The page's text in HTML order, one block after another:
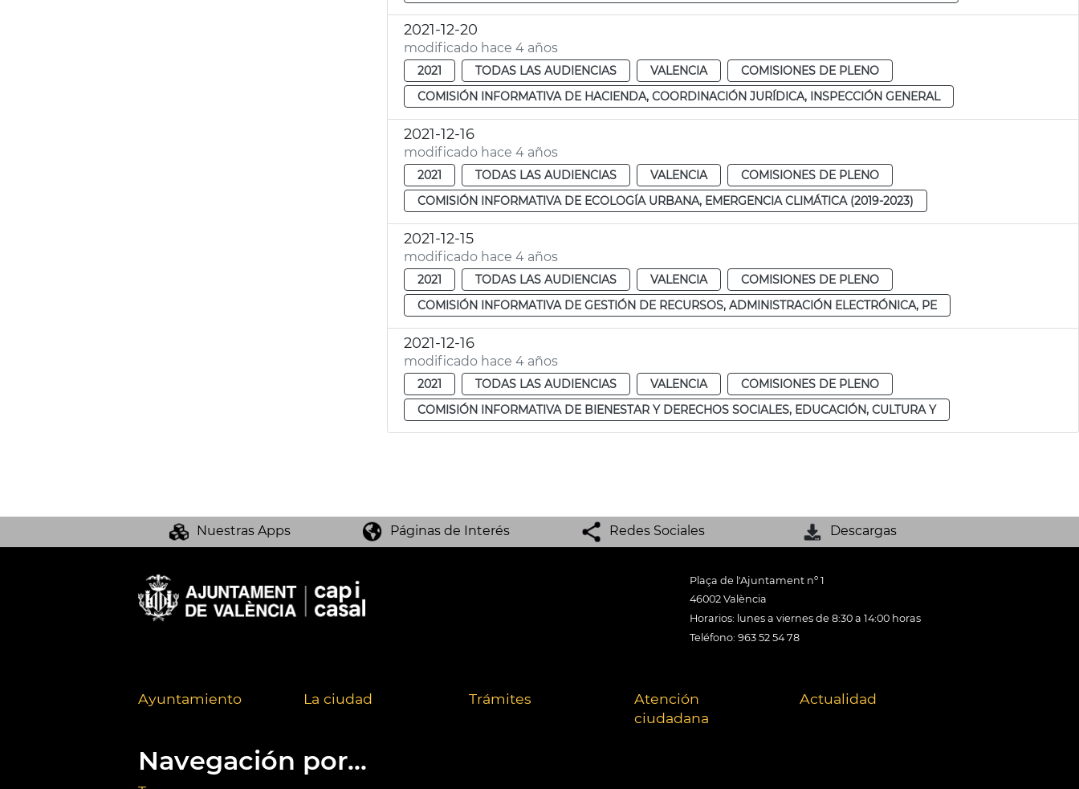
2021-12-20
modificado hace 4 años
2021 TODAS LAS AUDIENCIAS VALENCIA
COMISIONES DE PLENO
COMISIÓN INFORMATIVA DE HACIENDA, COORDINACIÓN JURÍDICA, INSPECCIÓN GENERAL
2021-12-16
modificado hace 4 años
2021 TODAS LAS AUDIENCIAS VALENCIA
COMISIONES DE PLENO
COMISIÓN INFORMATIVA DE ECOLOGÍA URBANA, EMERGENCIA CLIMÁTICA (2019-2023)
2021-12-15
modificado hace 4 años
2021 TODAS LAS AUDIENCIAS VALENCIA
COMISIONES DE PLENO
COMISIÓN INFORMATIVA DE GESTIÓN DE RECURSOS, ADMINISTRACIÓN ELECTRÓNICA, PE
2021-12-16
modificado hace 4 años
2021 TODAS LAS AUDIENCIAS VALENCIA
COMISIONES DE PLENO
COMISIÓN INFORMATIVA DE BIENESTAR Y DERECHOS SOCIALES, EDUCACIÓN, CULTURA Y
Nuestras Apps Páginas de Interés Redes Sociales Descargas
Plaça de l'Ajuntament nº 1
46002 València
Horarios: lunes a viernes de 8:30 a 14:00 horas
Teléfono: 963 52 54 78
Ayuntamiento La ciudad Trámites
Atención
ciudadana
Actualidad
Navegación por...